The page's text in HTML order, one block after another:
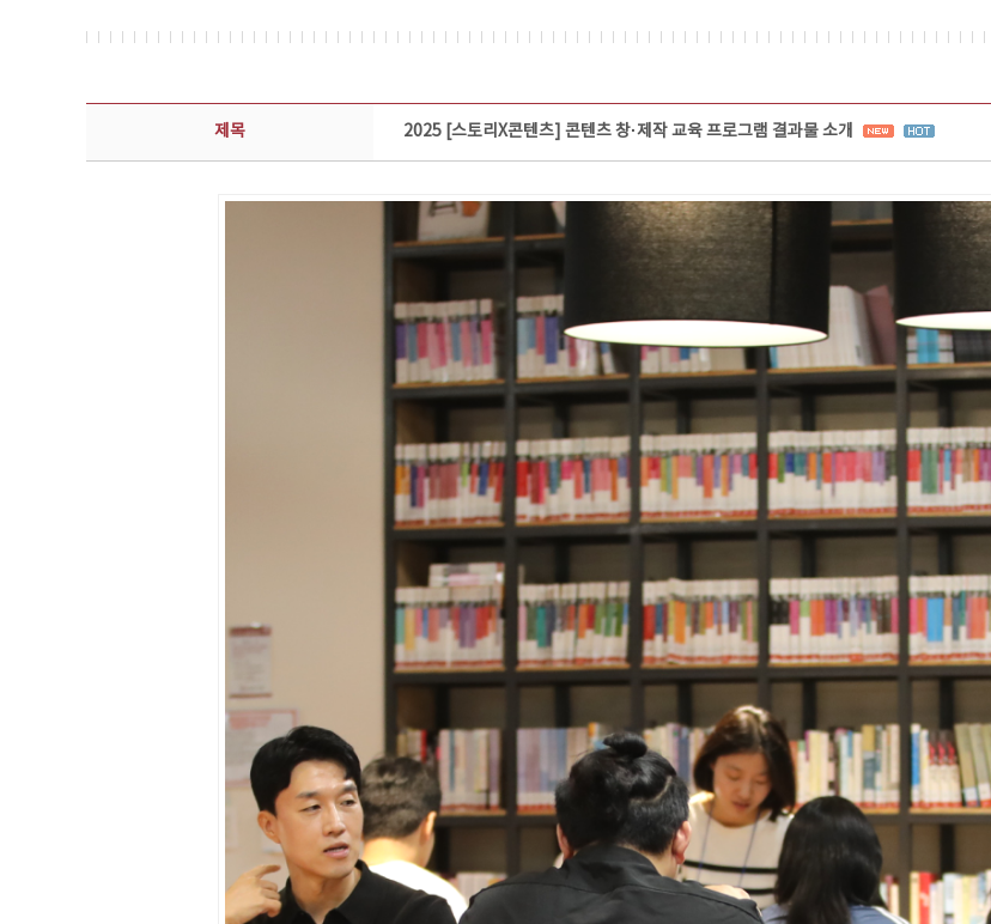
콘텐츠이슈 상세보기 - 제목, 담당부서, 담당자, 담당연락처, 내용, 첨부파일 정보 제공
제목 2025 [스토리X콘텐츠] 콘텐츠 창·제작 교육 프로그램 결과물 소개